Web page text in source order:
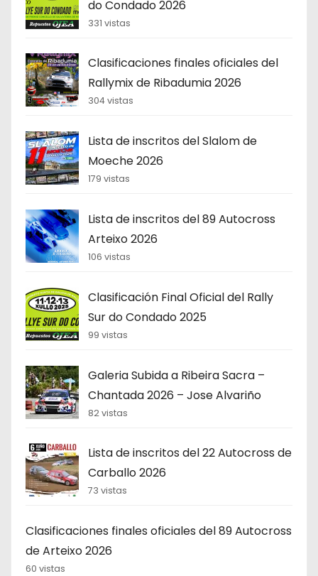
do Condado 2026
331 vistas
Clasificaciones finales oficiales del
Rallymix de Ribadumia 2026
304 vistas
Lista de inscritos del Slalom de
Moeche 2026
179 vistas
Lista de inscritos del 89 Autocross
Arteixo 2026
106 vistas
Clasificación Final Oficial del Rally
Sur do Condado 2025
99 vistas
Galeria Subida a Ribeira Sacra –
Chantada 2026 – Jose Alvariño
82 vistas
Lista de inscritos del 22 Autocross de
Carballo 2026
73 vistas
Clasificaciones finales oficiales del 89 Autocross
de Arteixo 2026
60 vistas